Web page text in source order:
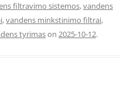
filtravimo sistemos,vandens
,vandens minkstinimo filtrai,
tyrimason 2025-10-12.